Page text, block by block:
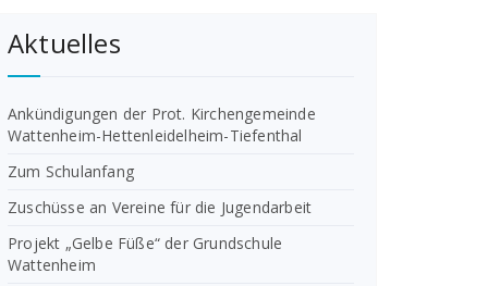
Aktuelles
Ankündigungen der Prot. Kirchengemeinde
Wattenheim-Hettenleidelheim-Tiefenthal
Zum Schulanfang
Zuschüsse an Vereine für die Jugendarbeit
Projekt „Gelbe Füße“ der Grundschule
Wattenheim